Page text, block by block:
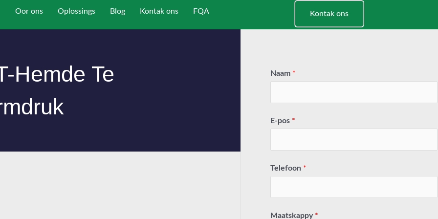
Oor ons Oplossings Blog Kontak ons FQA Kontak ons
Hemde Te
Naam *
E-pos *
Telefoon *
Maatskappy *